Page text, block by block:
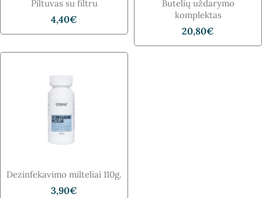
Piltuvas su filtru
4,40€
Butelių uždarymo
komplektas
20,80€
Dezinfekavimo​ milteliai 110g.
3,90€